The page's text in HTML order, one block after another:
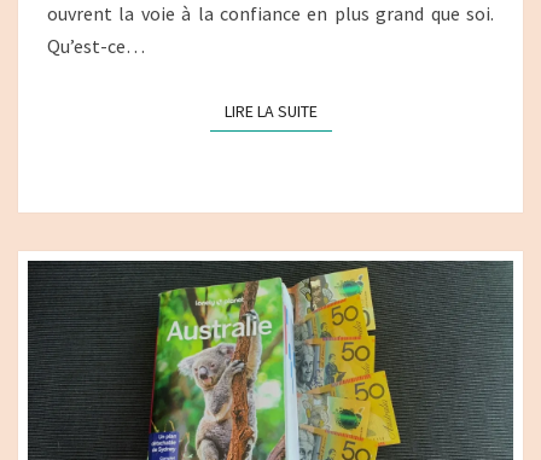
ouvrent la voie à la confiance en plus grand que soi.
Qu’est-ce…
LIRE LA SUITELIRE LA SUITE